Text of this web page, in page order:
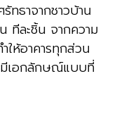
ทธาจากชาวบ้าน
ทีละชิ้น จากความ
ให้อาคารทุกส่วน
มีเอกลักษณ์แบบที่